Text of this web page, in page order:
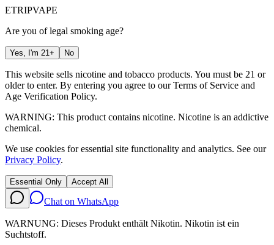
ETRIPVAPE
Are you of legal smoking age?
Yes, I'm 21+ No
This website sells nicotine and tobacco products. You must be 21 or
older to enter. By entering you agree to our Terms of Service and
Age Verification Policy.
WARNING: This product contains nicotine. Nicotine is an addictive
chemical.
We use cookies for essential site functionality and analytics. See our
Privacy Policy.
Essential Only Accept All
Chat on WhatsApp
WARNUNG: Dieses Produkt enthält Nikotin. Nikotin ist ein
Suchtstoff.